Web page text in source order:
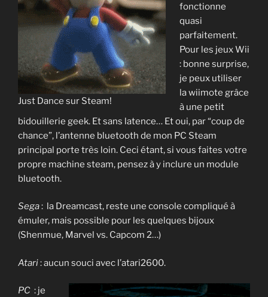
Just Dance sur Steam!
fonctionne
quasi
parfaitement.
Pour les jeux Wii
: bonne surprise,
je peux utiliser
la wiimote grâce
à une petit
bidouillerie geek. Et sans latence… Et oui, par “coup de
chance”, l’antenne bluetooth de mon PC Steam
principal porte très loin. Ceci étant, si vous faites votre
propre machine steam, pensez à y inclure un module
bluetooth.
Sega: la Dreamcast, reste une console compliqué à
émuler, mais possible pour les quelques bijoux
(Shenmue, Marvel vs. Capcom 2…)
Atari: aucun souci avec l’atari2600.
PC : je